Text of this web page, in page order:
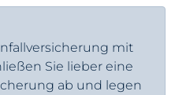
mit
Sie lieber eine
ab und legen